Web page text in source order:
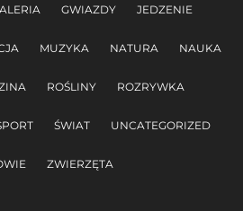
GWIAZDY JEDZENIE
MUZYKA NATURA NAUKA
ROŚLINY ROZRYWKA
ŚWIAT UNCATEGORIZED
ZWIERZĘTA